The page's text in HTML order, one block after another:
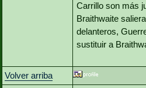
Carrillo son más
Braithwaite
delanteros,
sustituir a
Volver arriba